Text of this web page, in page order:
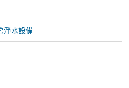
淨水設備